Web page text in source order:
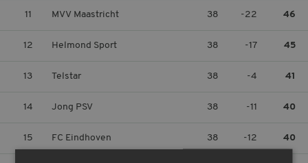
11 MVV Maastricht 38 -22 46
12 Helmond Sport 38 -17 45
13 Telstar 38 -4 41
14 Jong PSV 38 -11 40
15 FC Eindhoven 38 -12 40